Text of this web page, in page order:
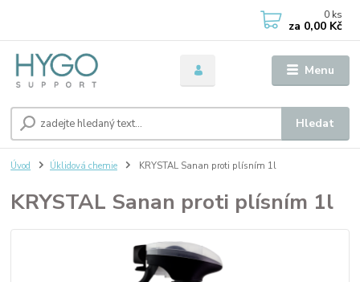
Menu
Hledat
0 ks
za 0,00 Kč
Úvod Úklidová chemie KRYSTAL Sanan proti plísním 1l
KRYSTAL Sanan proti plísním 1l